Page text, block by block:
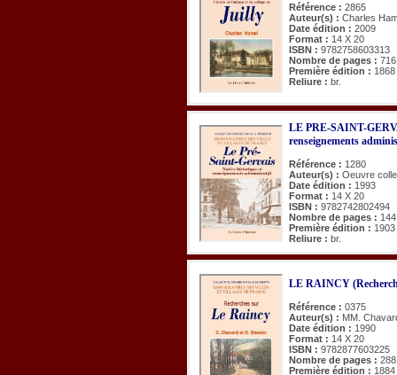
Référence : 2865
Auteur(s) : Charles
Date édition : 2009
Format : 14 X 20
ISBN : 9782758603313
Nombre de pages : 716
Première édition : 1868
Reliure : br.
LE PRE-SAINT-
renseignements
Référence : 1280
Auteur(s) : Oeuvre
Date édition : 1993
Format : 14 X 20
ISBN : 9782742802494
Nombre de pages : 144
Première édition : 1903
Reliure : br.
LE RAINCY
Référence : 0375
Auteur(s) : MM.
Date édition : 1990
Format : 14 X 20
ISBN : 9782877603225
Nombre de pages : 288
Première édition : 1884